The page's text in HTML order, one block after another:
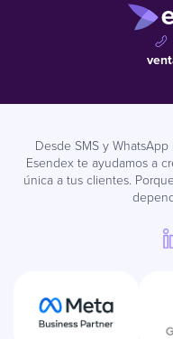
Desde SMS y
Esendex te ayudamos a
única a tus clientes.